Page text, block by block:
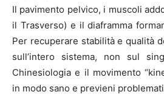
Il pavimento pelvico, i muscoli
il Trasverso) e il diaframma
Per recuperare stabilità e qualità
sull’intero sistema, non sul
Chinesiologia e il movimento
in modo sano e previeni